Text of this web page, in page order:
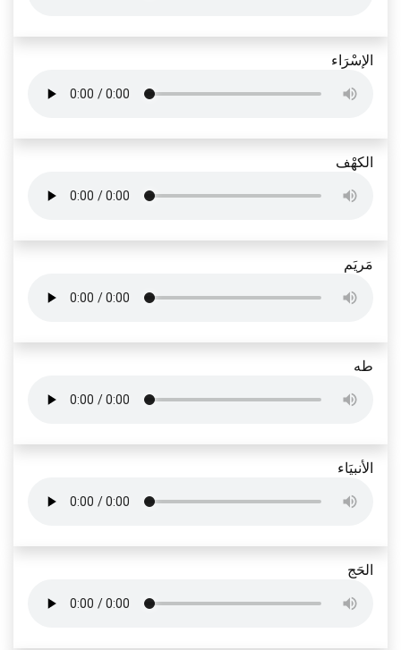
الإسْرَاء
الكهْف
مَريَم
طه
الأنبيَاء
الحَج